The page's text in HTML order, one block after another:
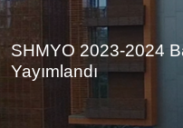
SHMYO 2023-2024
Yayımlandı